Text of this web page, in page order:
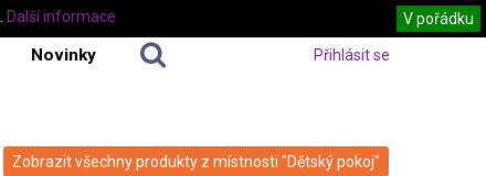
Novinky Přihlásit se
Zobrazit všechny produkty z místnosti "Dětský pokoj"
V pořádku
Další informace